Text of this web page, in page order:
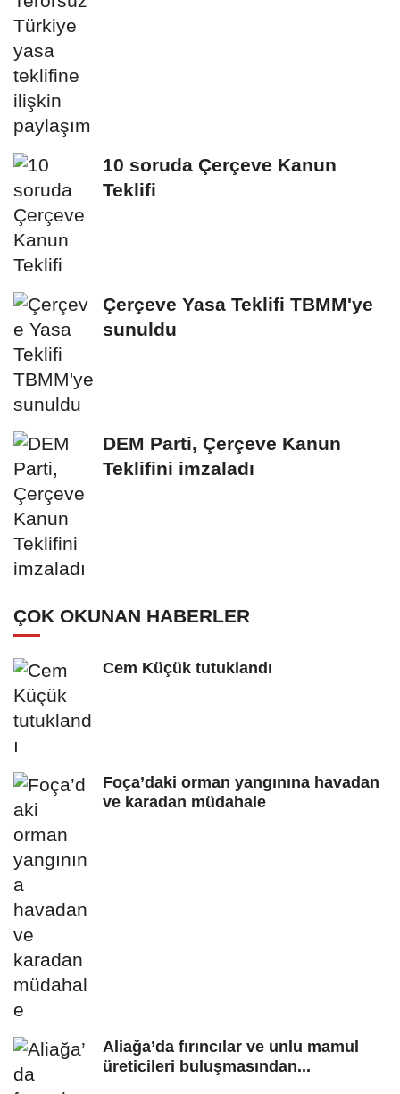
10 soruda Çerçeve Kanun
Teklifi
Çerçeve Yasa Teklifi TBMM'ye
sunuldu
DEM Parti, Çerçeve Kanun
Teklifini imzaladı
ÇOK OKUNAN HABERLER
Cem Küçük tutuklandı
Foça’daki orman yangınına havadan
ve karadan müdahale
Aliağa’da fırıncılar ve unlu mamul
üreticileri buluşmasından...